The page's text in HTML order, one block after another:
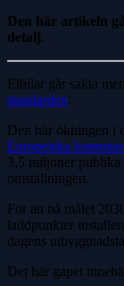
Den här artikeln
detalj.
Elbilar går sakta
standarden.
Den här ökningen i
Europeiska
3,5 miljoner
omställningen.
För att nå målet
laddpunkter
dagens
Det här gapet